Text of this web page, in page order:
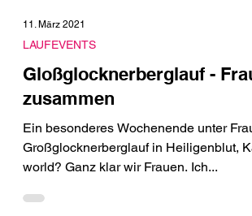
11. März 2021
LAUFEVENTS
Gloßglocknerberglauf -